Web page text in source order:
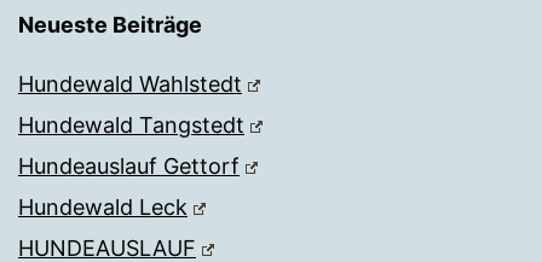
Neueste Beiträge
Hundewald Wahlstedt
Hundewald Tangstedt
Hundeauslauf Gettorf
Hundewald Leck
HUNDEAUSLAUF